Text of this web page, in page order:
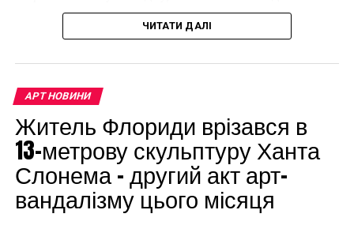
принялись
просматривать весь
каталог работ Дега. И
удачное сходство
удалось найти меньше
чем за пять минут», –
рассказывает доктор
Хауард.
мурал, що може коштувати до чверті мільйона
доларів.
ЧИТАТИ ДАЛІ
АРТ НОВИНИ
Житель Флориди врізався в
13-метрову скульптуру Ханта
Слонема – другий акт арт-
вандалізму цього місяця